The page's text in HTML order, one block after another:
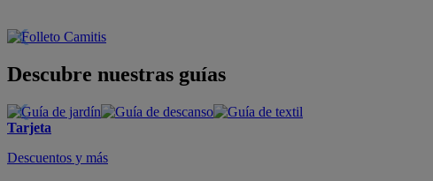
Descubre nuestras guías
Tarjeta
Descuentos y más